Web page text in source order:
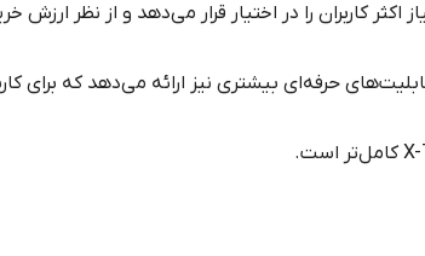
اکثر کاربران را در اختیار قرار می‌دهد و از نظر
حرفه‌ای بیشتری نیز ارائه می‌دهد که برای